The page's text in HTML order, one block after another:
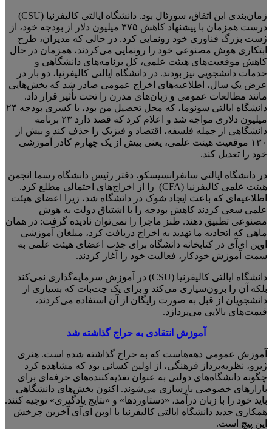
زمان‌بندی این اتفاق، سورئال بود. دانشگاه ایالتی کالیفرنیا (CSU)
درست همزمان با پیشنهاد کاهش ۳۷۵ میلیون دلار از بودجه خود، از
ژست بزرگ فناوری خود رونمایی کرد. در حالی که مدیران، طرح
ابتکاری هوش مصنوعی خود را رونمایی می‌کردند، همزمان در حال
کاهش موقعیت‌های هیئت علمی، کل برنامه‌های دانشگاهی و
خدمات دانشجویی نیز بودند. در دانشگاه ایالتی کالیفرنیا، دو بار در
عرض یک سال، اطلاعیه‌های اخراج عمومی صادر شد که بخش‌هایی
مانند مطالعات عمومی و زبان‌های مدرن را تحت تأثیر قرار داد.
دانشگاه ایالتی سونوما، که محل تحصیل من بود، با کسری بودجه ۲۴
میلیون دلاری مواجه شد و اعلام کرد که قصد دارد ۲۳ برنامه
دانشگاهی از جمله فلسفه، اقتصاد و فیزیک را حذف کند و بیش از
۱۳۰ موقعیت هیئت علمی، یعنی بیش از یک چهارم کادر آموزشی
خود را تعدیل کند.
در دانشگاه ایالتی سانفرانسیسکو، دفتر رئیس دانشگاه رسما انجمن
هیئت علمی کالیفرنیا (CFA) را از اخراج‌های احتمالی مطلع کرد.
اطلاعیه‌ای که باعث ایجاد شوک در دانشگاه شد، زیرا اعضای هیئت
علمی سعی کردند کاهش بودجه را با اشتیاق دولت به هوش
مصنوعی تطبیق دهند. طنز ماجرا را نمی‌توان نادیده گرفت: در همان
ماهی که اتحادیه ما تهدید به اخراج دریافت کرد، مبلغان آموزشی
اوپن ای‌آی در کتابخانه دانشگاه برای جذب اعضای هیئت علمی به
سمت آموزش خودکار، فعالیت خود را آغاز کردند.
دانشگاه ایالتی کالیفرنیا (CSU) در آموزش سرمایه‌گذاری نمی‌کند
بلکه آن را برون‌سپاری می‌کند و برای یک چت‌بات که بسیاری از
دانشجویان از قبل به صورت رایگان از آن استفاده می‌کردند،
قیمت‌های بالایی می‌پردازد.
آموزش انتقادی به حراج گذاشته شد
آموزش عمومی دهه‌هاست که به حراج گذاشته شده است. هنری
ژیرو، نظریه‌پرداز فرهنگی، از اولین کسانی بود که مشاهده کرد
چگونه دانشگاه‌های دولتی به عنوان تغذیه‌کننده‌های حرفه‌ای برای
بازارهای خصوصی بازسازی می‌شوند. اکنون بخش‌های دانشگاهی
باید خود را با زبان درآمد، «دستاوردها» و «نتایج یادگیری» توجیه کنند.
همکاری جدید دانشگاه ایالتی کالیفرنیا با اوپن ای‌آی آخرین چرخش
این پیچ است.